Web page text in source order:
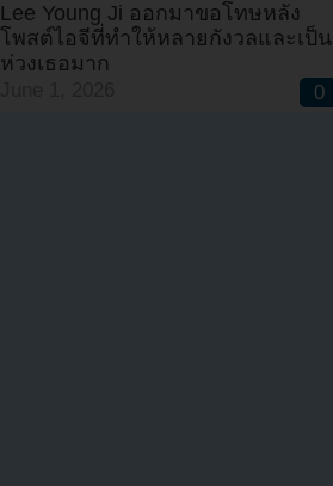
Lee Young Ji ออกมาขอโทษหลัง
โพสต์ไอจีที่ทำให้หลายกังวลและเป็น
ห่วงเธอมาก
0